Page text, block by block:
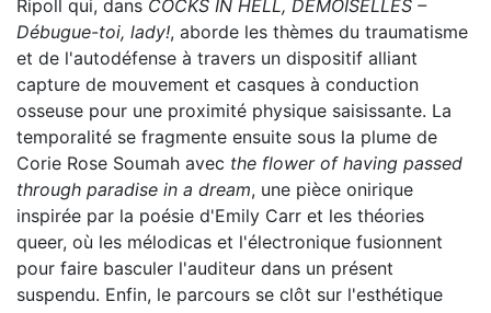
Ripoll qui, dans COCKS IN HELL, DEMOISELLES –
Débugue-toi, lady!, aborde les thèmes du traumatisme
et de l'autodéfense à travers un dispositif alliant
capture de mouvement et casques à conduction
osseuse pour une proximité physique saisissante. La
temporalité se fragmente ensuite sous la plume de
Corie Rose Soumah avec the flower of having passed
through paradise in a dream, une pièce onirique
inspirée par la poésie d'Emily Carr et les théories
queer, où les mélodicas et l'électronique fusionnent
pour faire basculer l'auditeur dans un présent
suspendu. Enfin, le parcours se clôt sur l'esthétique